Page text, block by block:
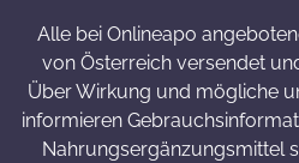
Alle bei Onlineapo
von Österreich versendet
Über Wirkung und mögliche
informieren
Nahrungsergänzungsmittel